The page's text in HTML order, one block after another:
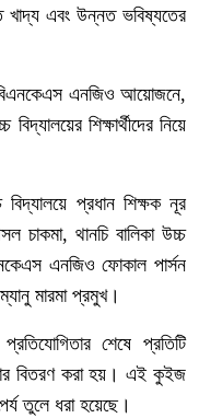
খাদ্য এবং উন্নত ভবিষ্যতের
বিএনকেএস এনজিও আয়োজনে,
শিক্ষার্থীদের নিয়ে
প্রধান শিক্ষক নূর
চাকমা, থানচি বালিকা উচ্চ
এনজিও ফোকাল পার্সন
মারমা প্রমুখ।
শেষে প্রতিটি
বিতরণ করা হয়। এই কুইজ
তুলে ধরা হয়েছে।